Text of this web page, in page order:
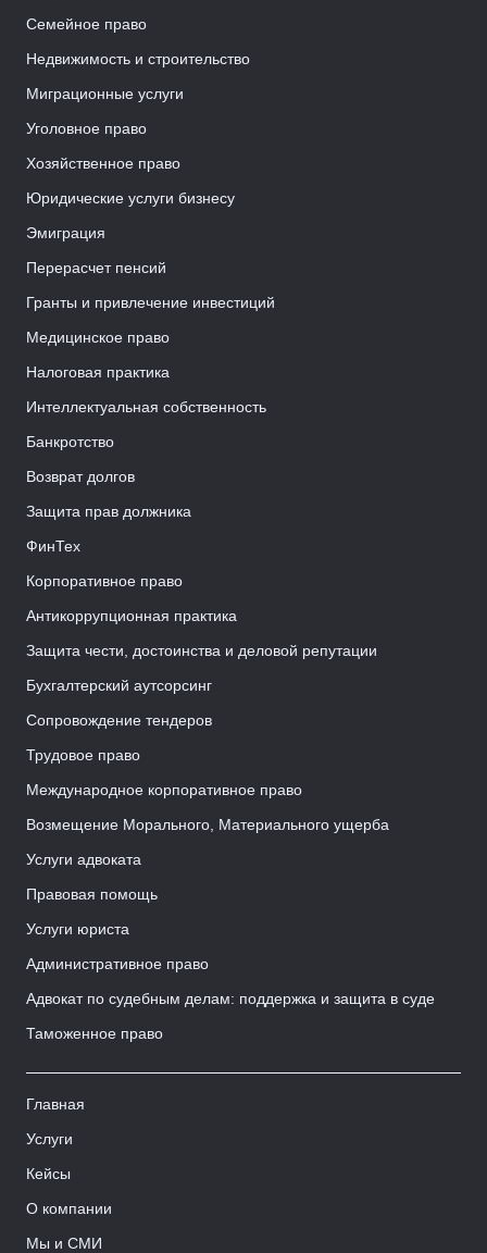
Семейное право
Недвижимость и строительство
Миграционные услуги
Уголовное право
Хозяйственное право
Юридические услуги бизнесу
Эмиграция
Перерасчет пенсий
Гранты и привлечение инвестиций
Медицинское право
Налоговая практика
Интеллектуальная собственность
Банкротство
Возврат долгов
Защита прав должника
ФинТех
Корпоративное право
Антикоррупционная практика
Защита чести, достоинства и деловой репутации
Бухгалтерский аутсорсинг
Сопровождение тендеров
Трудовое право
Международное корпоративное право
Возмещение Морального, Материального ущерба
Услуги адвоката
Правовая помощь
Услуги юриста
Административное право
Адвокат по судебным делам: поддержка и защита в суде
Таможенное право
Главная
Услуги
Кейсы
О компании
Мы и СМИ